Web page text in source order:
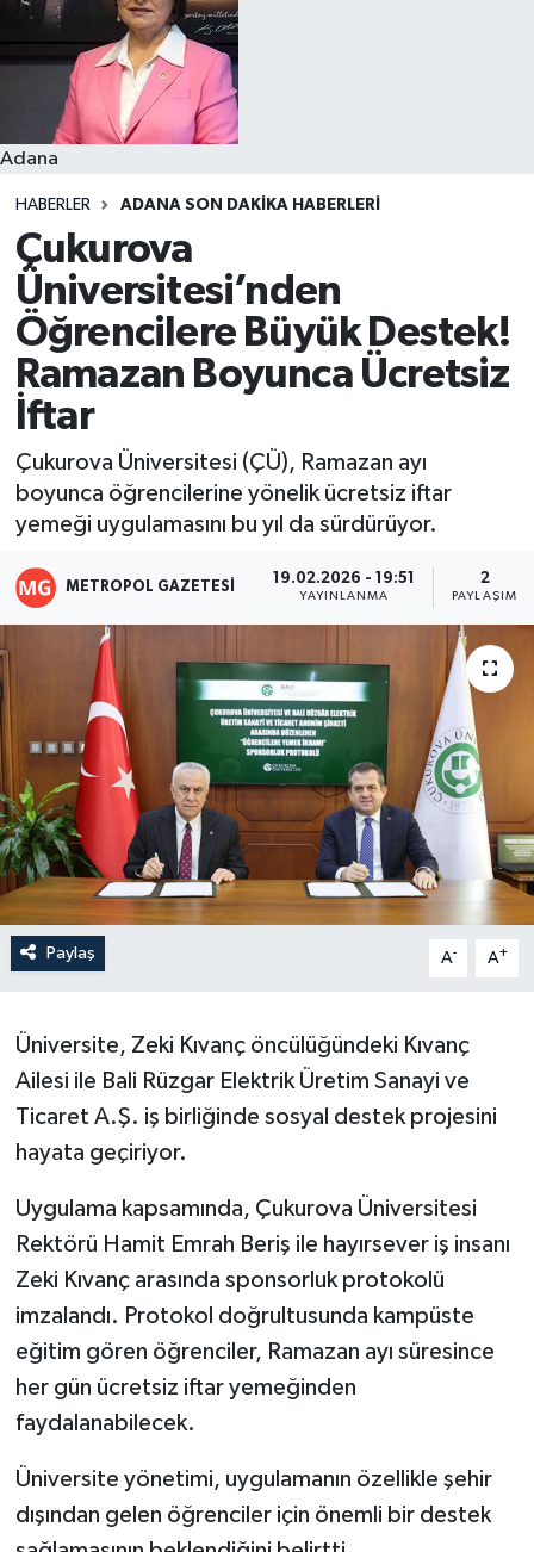
Adana
HABERLER ADANA SON DAKIKA HABERLERI
Çukurova
Üniversitesi’nden
Öğrencilere Büyük Destek!
Ramazan Boyunca Ücretsiz
İftar
Çukurova Üniversitesi (ÇÜ), Ramazan ayı
boyunca öğrencilerine yönelik ücretsiz iftar
yemeği uygulamasını bu yıl da sürdürüyor.
METROPOL GAZETESI 19.02.2026 - 19:51
YAYINLANMA
2
PAYLAŞIM
Paylaş A- A+
Üniversite, Zeki Kıvanç öncülüğündeki Kıvanç
Ailesi ile Bali Rüzgar Elektrik Üretim Sanayi ve
Ticaret A.Ş. iş birliğinde sosyal destek projesini
hayata geçiriyor.
Uygulama kapsamında, Çukurova Üniversitesi
Rektörü Hamit Emrah Beriş ile hayırsever iş insanı
Zeki Kıvanç arasında sponsorluk protokolü
imzalandı. Protokol doğrultusunda kampüste
eğitim gören öğrenciler, Ramazan ayı süresince
her gün ücretsiz iftar yemeğinden
faydalanabilecek.
Üniversite yönetimi, uygulamanın özellikle şehir
dışından gelen öğrenciler için önemli bir destek
Resmi İlanlar